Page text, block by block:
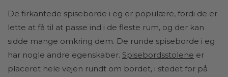
De firkantede spiseborde i eg er populære, fordi de er
lette at få til at passe ind i de fleste rum, og der kan
sidde mange omkring dem. De runde spiseborde i eg
har nogle andre egenskaber. Spisebordsstolene er
placeret hele vejen rundt om bordet, i stedet for på